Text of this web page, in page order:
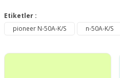
konularda yetersiz gördüğünüz
Görüş ve önerileriniz için
Ürün resmi kalitesiz, bozuk
Etiketler :
pioneer N-50A-K/S
n-50A-K/S